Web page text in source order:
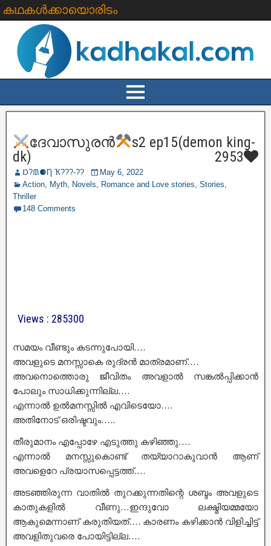
കഥകൾക്കായൊരിടം
ദേവാസുരൻ
s2 ep15(demon king-
dk)
2953
Ɒ?ᙢ⚈Ƞ Ҡ???‐??
May 6, 2022
Action Myth Novels Romance and Love stories Stories
Thriller
148 Comments
Views : 285300
സമയം വീണ്ടും കടന്നുപോയി….
അവളുടെ മനസ്സാകെ രുദ്രൻ മാത്രമാണ്….
അവനൊത്തൊരു ജീവിതം അവളാൽ സങ്കൽപ്പിക്കാൻ
പോലും സാധിക്കുന്നില്ല….
എന്നാൽ ഉൽമനസ്സിൽ എവിടെയോ….
അതിനോട് ഒരിഷ്ടവും…..
തീരുമാനം എപ്പോഴേ എടുത്തു കഴിഞ്ഞു….
എന്നാൽ മനസ്സുകൊണ്ട് തയ്യാറാകുവാൻ ആണ്
അവളെറേ പ്രയാസപ്പെട്ടത്ത്….
അടഞ്ഞിരുന്ന വാതിൽ തുറക്കുന്നതിന്റെ ശബ്ദം അവളുടെ
കാതുകളിൽ വീണു…ഇന്ദുവോ ലക്ഷ്മിയമ്മയോ
ആകുമെന്നാണ് കരുതിയത്…. കാരണം കഴിക്കാൻ വിളിച്ചിട്ട്
അവളിതുവരെ പോയിട്ടില്ല….